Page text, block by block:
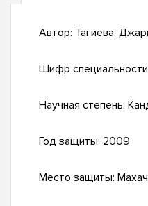
Автор: Тагиева,
Шифр
Научная степень:
Год защиты: 2009
Место защиты: